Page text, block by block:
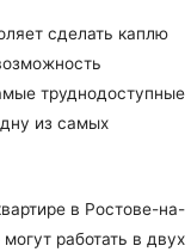
сделать каплю
труднодоступные
из самых
в Ростове-на-
работать в двух